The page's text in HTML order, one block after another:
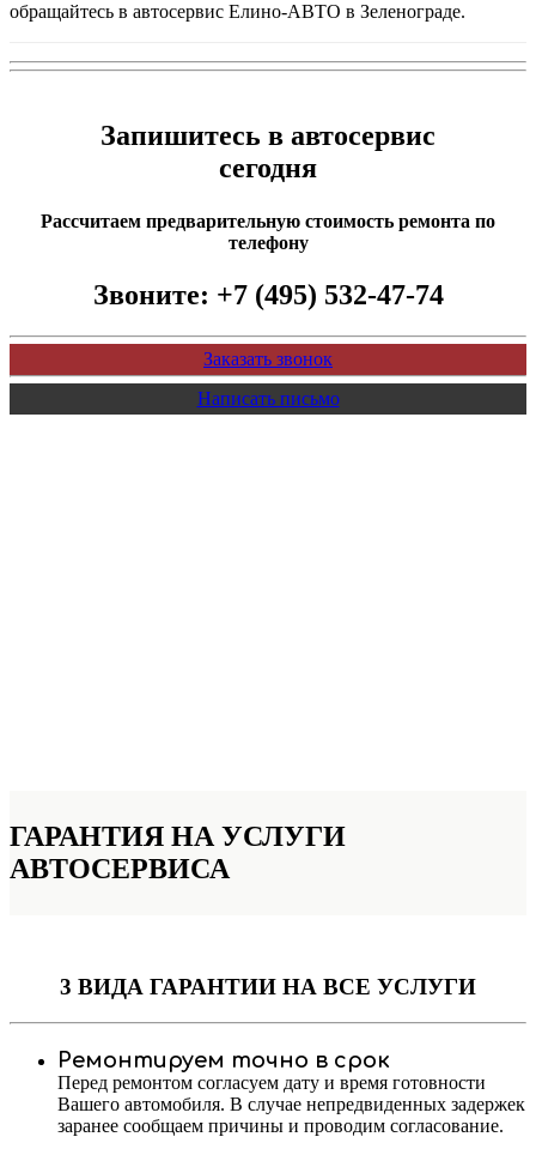
обращайтесь в автосервис Елино-АВТО в Зеленограде.
Запишитесь в автосервис
сегодня
Рассчитаем предварительную стоимость ремонта по
телефону
Звоните: +7 (495) 532-47-74
Заказать звонок
Написать письмо
ГАРАНТИЯ НА УСЛУГИ
АВТОСЕРВИСА
3 ВИДА ГАРАНТИИ НА ВСЕ УСЛУГИ
Ремонтируем точно в срок
Перед ремонтом согласуем дату и время готовности
Вашего автомобиля. В случае непредвиденных задержек
заранее сообщаем причины и проводим согласование.